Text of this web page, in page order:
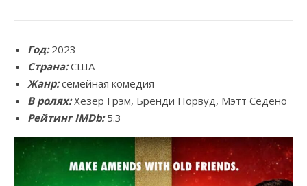
Год:2023
Страна:США
Жанр:семейная комедия
В ролях:Хезер Грэм, Бренди Норвуд, Мэтт Седено
Рейтинг IMDb:5.3